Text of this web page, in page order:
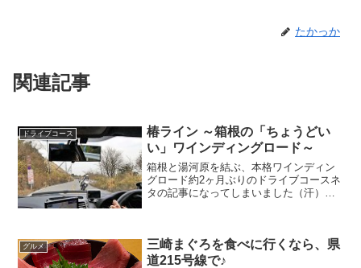
たかっか
関連記事
ドライブコース
椿ライン ～箱根の「ちょうどい
い」ワインディングロード～
箱根と湯河原を結ぶ、本格ワインディン
グロード約2ヶ月ぶりのドライブコースネ
タの記事になってしまいました（汗）今
海の5kmほど北に位...
グルメ
三崎まぐろを食べに行くなら、県
道215号線で♪